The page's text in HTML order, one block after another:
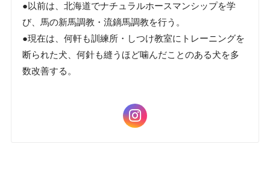
●以前は、北海道でナチュラルホースマンシップを学
び、馬の新馬調教・流鏑馬調教を行う。
●現在は、何軒も訓練所・しつけ教室にトレーニングを
断られた犬、何針も縫うほど噛んだことのある犬を多
数改善する。